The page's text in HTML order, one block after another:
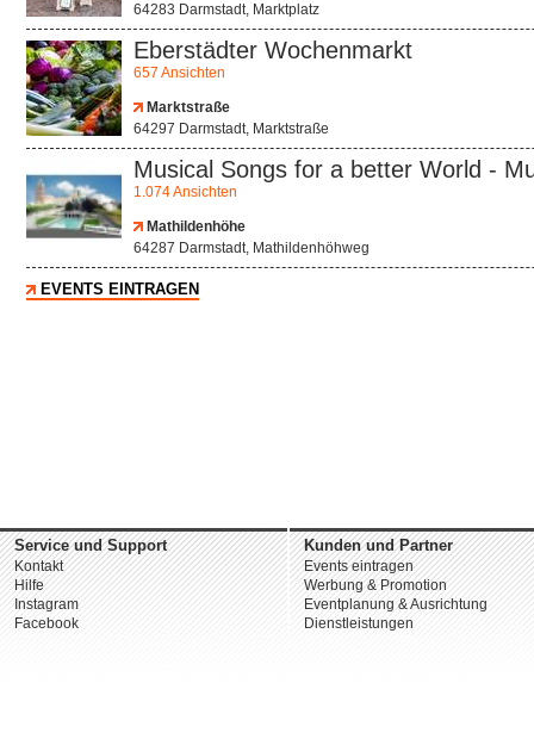
64283 Darmstadt, Marktplatz
Eberstädter Wochenmarkt
657 Ansichten
Marktstraße
64297 Darmstadt, Marktstraße
Musical Songs for a better World -
1.074 Ansichten
Mathildenhöhe
64287 Darmstadt, Mathildenhöhweg
EVENTS EINTRAGEN
Service und Support
Kontakt
Hilfe
Instagram
Facebook
Kunden und Partner
Events eintragen
Werbung & Promotion
Eventplanung & Ausrichtung
Dienstleistungen